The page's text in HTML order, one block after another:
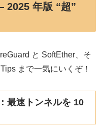
2025 年版 “超”
と SoftEther、そ
まで一気にいくぞ！
最速トンネルを 10